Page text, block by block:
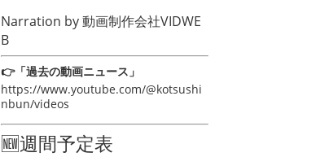
Narration by動画制作会社VIDWE
B
👉「過去の動画ニュース」
https://www.youtube.com/@kotsushi
nbun/videos
🆕週間予定表